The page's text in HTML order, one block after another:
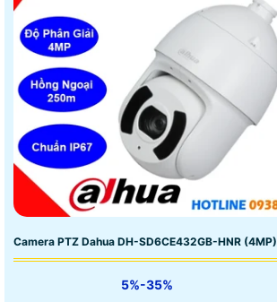
Camera PTZ Dahua DH-SD6CE432GB-HNR (4MP)
5%-35%